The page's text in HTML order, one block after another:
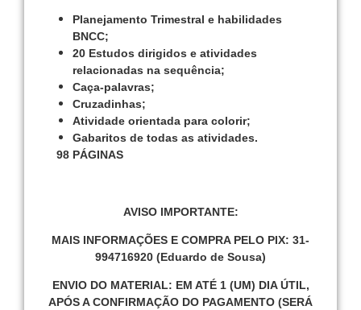
Planejamento Trimestral e habilidades
BNCC;
20 Estudos dirigidos e atividades
relacionadas na sequência;
Caça-palavras;
Cruzadinhas;
Atividade orientada para colorir;
Gabaritos de todas as atividades.
98 PÁGINAS
AVISO IMPORTANTE:
MAIS INFORMAÇÕES E COMPRA PELO PIX: 31-
994716920 (Eduardo de Sousa)
ENVIO DO MATERIAL: EM ATÉ 1 (UM) DIA ÚTIL,
APÓS A CONFIRMAÇÃO DO PAGAMENTO (SERÁ